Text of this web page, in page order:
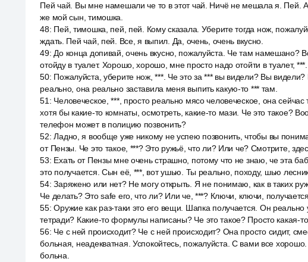
Пей чай. Вы мне намешали че то в этот чай. Ничё не мешала я. Пей.
же мой сын, тимошка.
48: Пей, тимошка, пей, пей. Кому сказала. Уберите тогда нож,
ждать. Пей чай, пей. Все, я выпил. Да, очень, очень вкусно.
49: До конца допивай, очень вкусно, пожалуйста. Че там намешано?
отойду в туалет. Хорошо, хорошо, мне просто надо отойти в туалет, ***.
50: Пожалуйста, уберите нож, ***. Че это за *** вы видели? Вы
реально, она реально заставила меня выпить какую-то *** там.
51 : Человеческое, ***, просто реально мясо человеческое, она
хотя бы какие-то комнаты, осмотреть, какие-то мази. Че это такое?
телефон может в полицию позвонить?
52:Ладно, я вообще уже никому не успею позвонить, чтобы вы
от Пензы. Че это такое, ***? Это ружьё, что ли? Или че? Смотрите,
53: Ехать от Пензы мне очень страшно, потому что не знаю, че эта
это получается. Сын её, ***, вот ушью. Ты реально, походу, шью
54:Заряжено или нет? Не могу открыть. Я не понимаю, как в таких
Че делать? Это safe его, что ли? Или че, ***? Ключи, ключи, получается.
55:Оружие как раз-таки это его вещи. Шапка получается. Он
тетради? Какие-то формулы написаны? Че это такое? Просто какая-
56: Че с ней происходит? Че с ней происходит? Она просто сидит,
больная, неадекватная. Успокойтесь, пожалуйста. С вами все
больна.